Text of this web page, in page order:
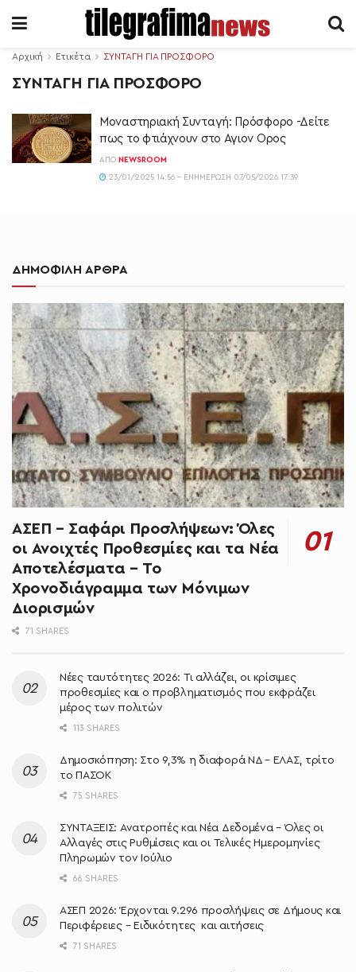
Αρχική Ετικέτα ΣΥΝΤΑΓΗ ΓΙΑ ΠΡΟΣΦΟΡΟ
ΣΥΝΤΑΓΗ ΓΙΑ ΠΡΟΣΦΟΡΟ
Μοναστηριακή Συνταγή: Πρόσφορο -Δείτε
πως το φτιάχνουν στο Αγιον Ορος
ΑΠΌ NEWSROOM
23/01/2025 14:56 - ΕΝΗΜΈΡΩΣΗ 07/05/2026 17:39
ΔΗΜΟΦΙΛΗ ΑΡΘΡΑ
ΑΣΕΠ – Σαφάρι Προσλήψεων: Όλες
οι Ανοιχτές Προθεσμίες και τα Νέα
Αποτελέσματα – Το
Χρονοδιάγραμμα των Μόνιμων
Διορισμών
71 SHARES
Νέες ταυτότητες 2026: Τι αλλάζει, οι κρίσιμες
προθεσμίες και ο προβληματισμός που εκφράζει
μέρος των πολιτών
113 SHARES
Δημοσκόπηση: Στο 9,3% η διαφορά ΝΔ – ΕΛΑΣ, τρίτο
το ΠΑΣΟΚ
75 SHARES
ΣΥΝΤΑΞΕΙΣ: Ανατροπές και Νέα Δεδομένα – Όλες οι
Αλλαγές στις Ρυθμίσεις και οι Τελικές Ημερομηνίες
Πληρωμών τον Ιούλιο
66 SHARES
ΑΣΕΠ 2026: Έρχονται 9.296 προσλήψεις σε Δήμους και
Περιφέρειες – Ειδικότητες και αιτήσεις
71 SHARES